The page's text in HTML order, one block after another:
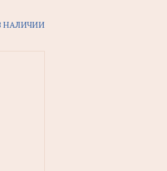
НАЛИЧИИ